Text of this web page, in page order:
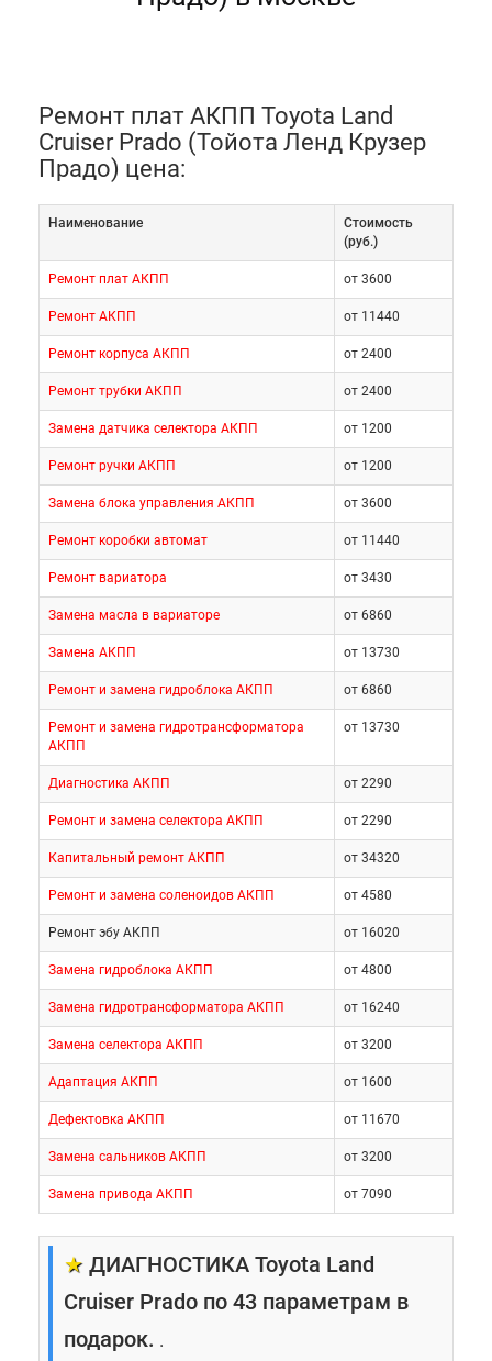
Ремонт плат АКПП Toyota Land
Cruiser Prado (Тойота Ленд Крузер
Прадо) цена:
Наименование
Cтоимость
(руб.)
Ремонт плат АКПП от 3600
Ремонт АКПП от 11440
Ремонт корпуса АКПП от 2400
Ремонт трубки АКПП от 2400
Замена датчика селектора АКПП от 1200
Ремонт ручки АКПП от 1200
Замена блока управления АКПП от 3600
Ремонт коробки автомат от 11440
Ремонт вариатора от 3430
Замена масла в вариаторе от 6860
Замена АКПП от 13730
Ремонт и замена гидроблока АКПП от 6860
Ремонт и замена гидротрансформатора
АКПП
от 13730
Диагностика АКПП от 2290
Ремонт и замена селектора АКПП от 2290
Капитальный ремонт АКПП от 34320
Ремонт и замена соленоидов АКПП от 4580
Ремонт эбу АКПП от 16020
Замена гидроблока АКПП от 4800
Замена гидротрансформатора АКПП от 16240
Замена селектора АКПП от 3200
Адаптация АКПП от 1600
Дефектовка АКПП от 11670
Замена сальников АКПП от 3200
Замена привода АКПП от 7090
★ ДИАГНОСТИКА Toyota Land
Cruiser Prado по 43 параметрам в
подарок. .